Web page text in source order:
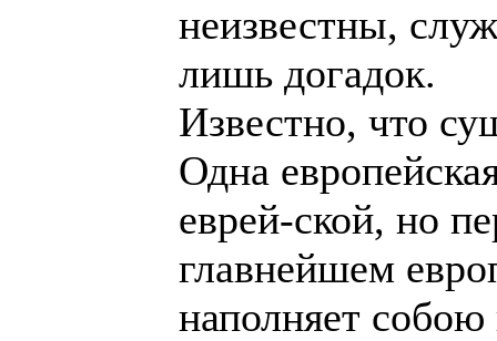
неизвестны,
лишь догадок.
Известно, что
Одна
еврей-ской, но
главнейшем
наполняет